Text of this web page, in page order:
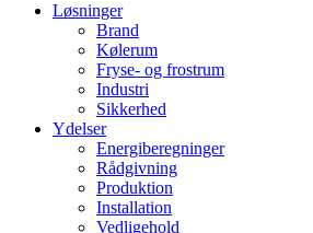
Løsninger
Brand
Kølerum
Fryse- og frostrum
Industri
Sikkerhed
Ydelser
Energiberegninger
Rådgivning
Produktion
Installation
Vedligehold